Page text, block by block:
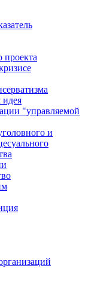
идея
"управляемой
и